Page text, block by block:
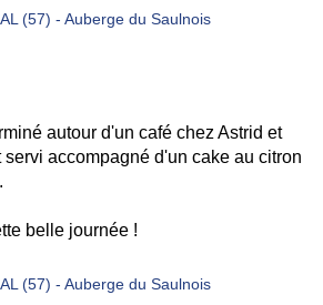
autour d'un café chez Astrid et
servi accompagné d'un cake au citron
belle journée !